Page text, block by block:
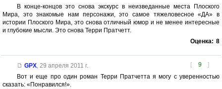
В конце-концов это снова экскурс в неизведанные места Плоского
Мира, это знакомые нам персонажи, это самое тяжеловесное «ДА» в
истории Плоского Мира, это снова отличный юмор и не менее интересные
и глубокие мысли. Это снова Терри Пратчетт.
Оценка: 8
[ 9 ]
GPX, 29 апреля 2011 г.
Вот и еще про один роман Терри Пратчетта я могу с уверенностью
сказать: «Понравился!».